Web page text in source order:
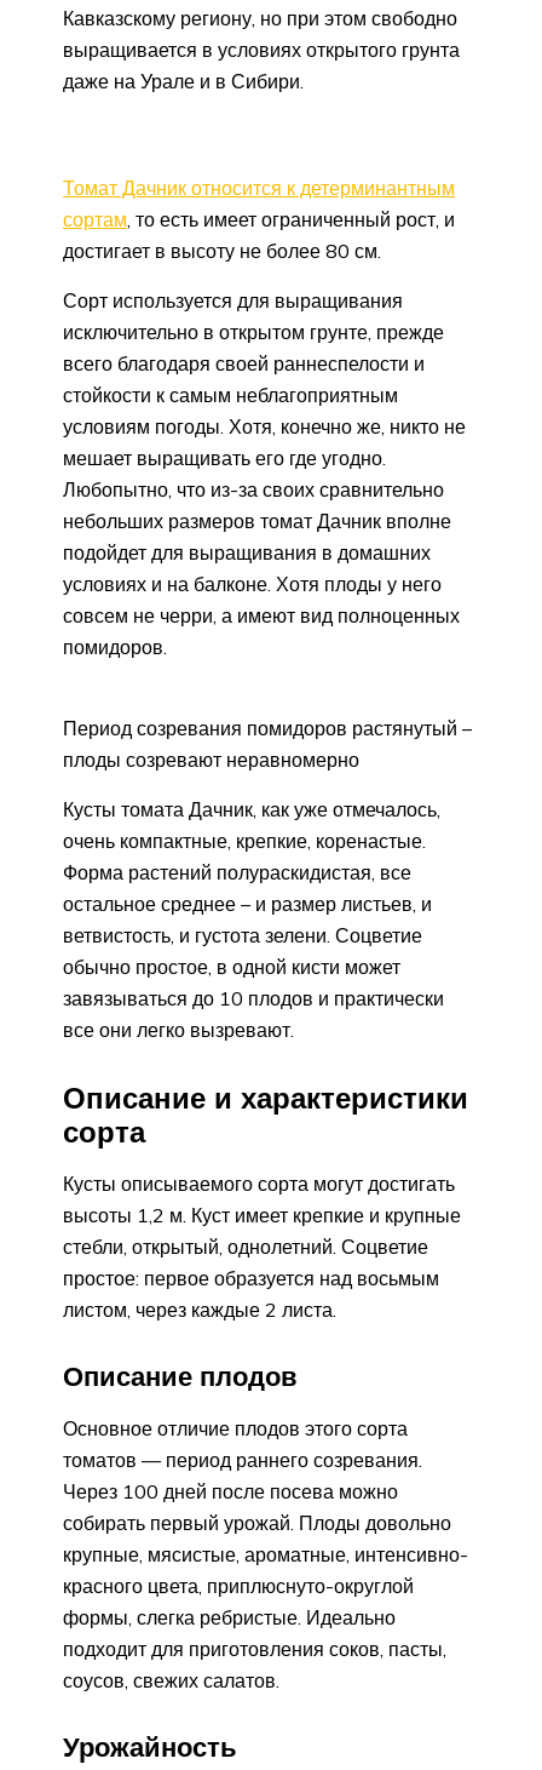
Кавказскому региону, но при этом свободно
выращивается в условиях открытого грунта
даже на Урале и в Сибири.
Томат Дачник относится к детерминантным
сортам , то есть имеет ограниченный рост, и
достигает в высоту не более 80 см.
Сорт используется для выращивания
исключительно в открытом грунте, прежде
всего благодаря своей раннеспелости и
стойкости к самым неблагоприятным
условиям погоды. Хотя, конечно же, никто не
мешает выращивать его где угодно.
Любопытно, что из-за своих сравнительно
небольших размеров томат Дачник вполне
подойдет для выращивания в домашних
условиях и на балконе. Хотя плоды у него
совсем не черри, а имеют вид полноценных
помидоров.
Период созревания помидоров растянутый –
плоды созревают неравномерно
Кусты томата Дачник, как уже отмечалось,
очень компактные, крепкие, коренастые.
Форма растений полураскидистая, все
остальное среднее – и размер листьев, и
ветвистость, и густота зелени. Соцветие
обычно простое, в одной кисти может
завязываться до 10 плодов и практически
все они легко вызревают.
Описание и характеристики
сорта
Кусты описываемого сорта могут достигать
высоты 1,2 м. Куст имеет крепкие и крупные
стебли, открытый, однолетний. Соцветие
простое: первое образуется над восьмым
листом, через каждые 2 листа.
Описание плодов
Основное отличие плодов этого сорта
томатов — период раннего созревания.
Через 100 дней после посева можно
собирать первый урожай. Плоды довольно
крупные, мясистые, ароматные, интенсивно-
красного цвета, приплюснуто-округлой
формы, слегка ребристые. Идеально
подходит для приготовления соков, пасты,
соусов, свежих салатов.
Урожайность